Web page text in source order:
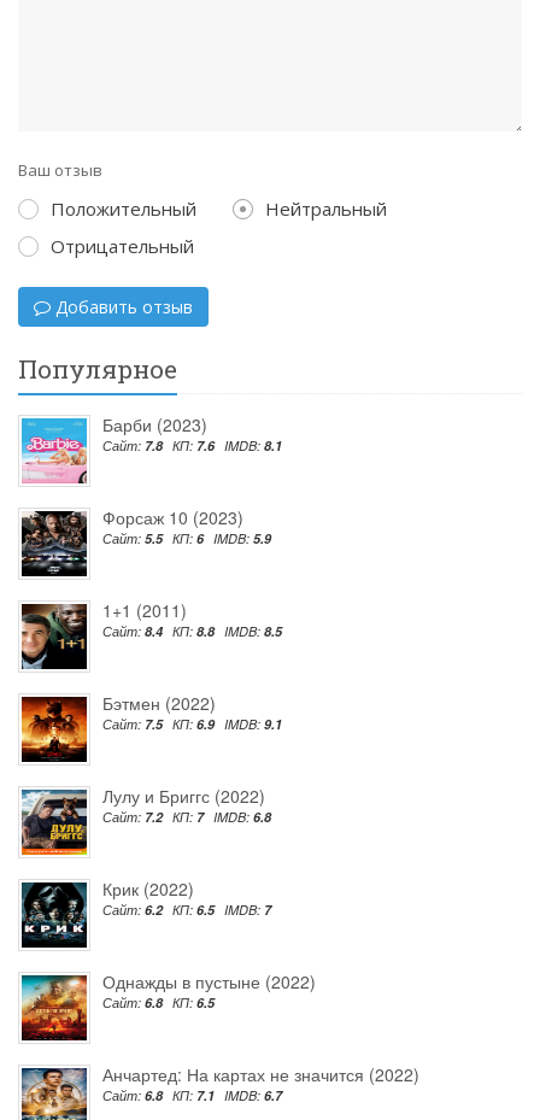
Ваш отзыв
Положительный
Нейтральный
Отрицательный
Добавить отзыв
Популярное
Барби (2023)
Сайт: 7.8 КП: 7.6 IMDB: 8.1
Форсаж 10 (2023)
Сайт: 5.5 КП: 6 IMDB: 5.9
1+1 (2011)
Сайт: 8.4 КП: 8.8 IMDB: 8.5
Бэтмен (2022)
Сайт: 7.5 КП: 6.9 IMDB: 9.1
Лулу и Бриггс (2022)
Сайт: 7.2 КП: 7 IMDB: 6.8
Крик (2022)
Сайт: 6.2 КП: 6.5 IMDB: 7
Однажды в пустыне (2022)
Сайт: 6.8 КП: 6.5
Анчартед: На картах не значится (2022)
Сайт: 6.8 КП: 7.1 IMDB: 6.7